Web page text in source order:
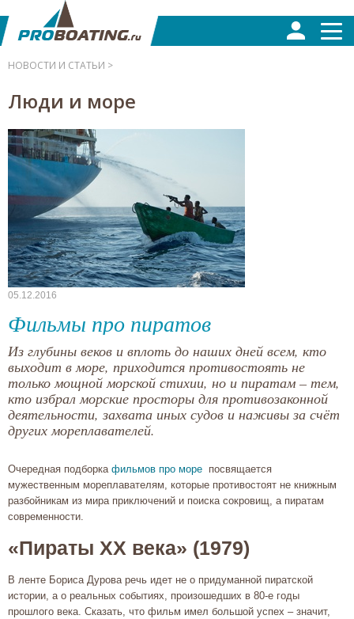
НОВОСТИ И СТАТЬИ >
Люди и море
05.12.2016
Фильмы про пиратов
Из глубины веков и вплоть до наших дней всем, кто
выходит в море, приходится противостоять не
только мощной морской стихии, но и пиратам – тем,
кто избрал морские просторы для противозаконной
деятельности, захвата иных судов и наживы за счёт
других мореплавателей.
Очередная подборка фильмов про море посвящается
мужественным мореплавателям, которые противостоят не книжным
разбойникам из мира приключений и поиска сокровищ, а пиратам
современности.
«Пираты XX века» (1979)
В ленте Бориса Дурова речь идет не о придуманной пиратской
истории, а о реальных событиях, произошедших в 80-е годы
прошлого века. Сказать, что фильм имел большой успех – значит,